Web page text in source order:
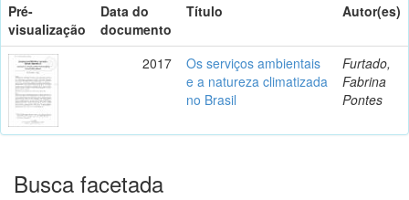
Pré-
visualização
Data do
documento
Título Autor(es)
2017
Os serviços ambientais
e a natureza climatizada
no Brasil
Furtado,
Fabrina
Pontes
Busca facetada